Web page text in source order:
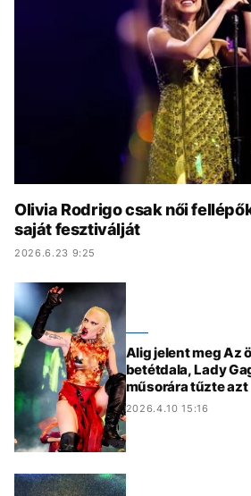
ARCOK
Olivia Rodrigo csak női
saját fesztiválját
2026.6.23 9:25
Alig jelent meg Az
betétdala, Lady
műsorára tűzte azt
2026.4.10 15:16